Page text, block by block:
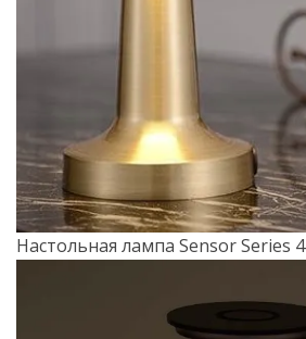
Настольная лампа Sensor Series 4